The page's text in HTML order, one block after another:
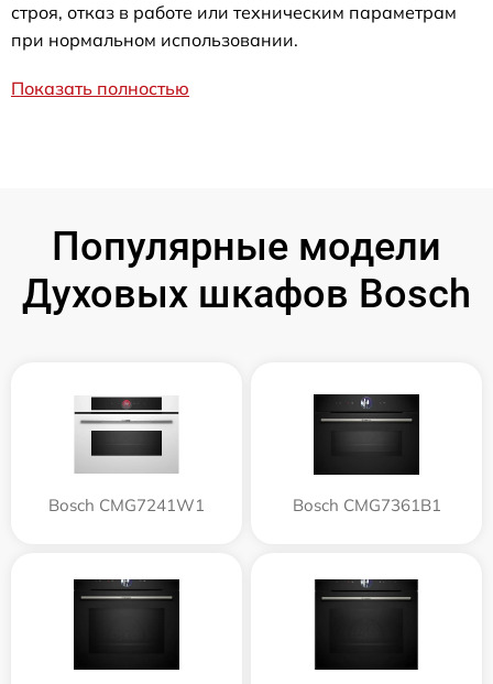
строя, отказ в работе или техническим параметрам
при нормальном использовании.
Показать полностью
Популярные модели
Духовых шкафов Bosch
Bosch CMG7241W1 Bosch CMG7361B1